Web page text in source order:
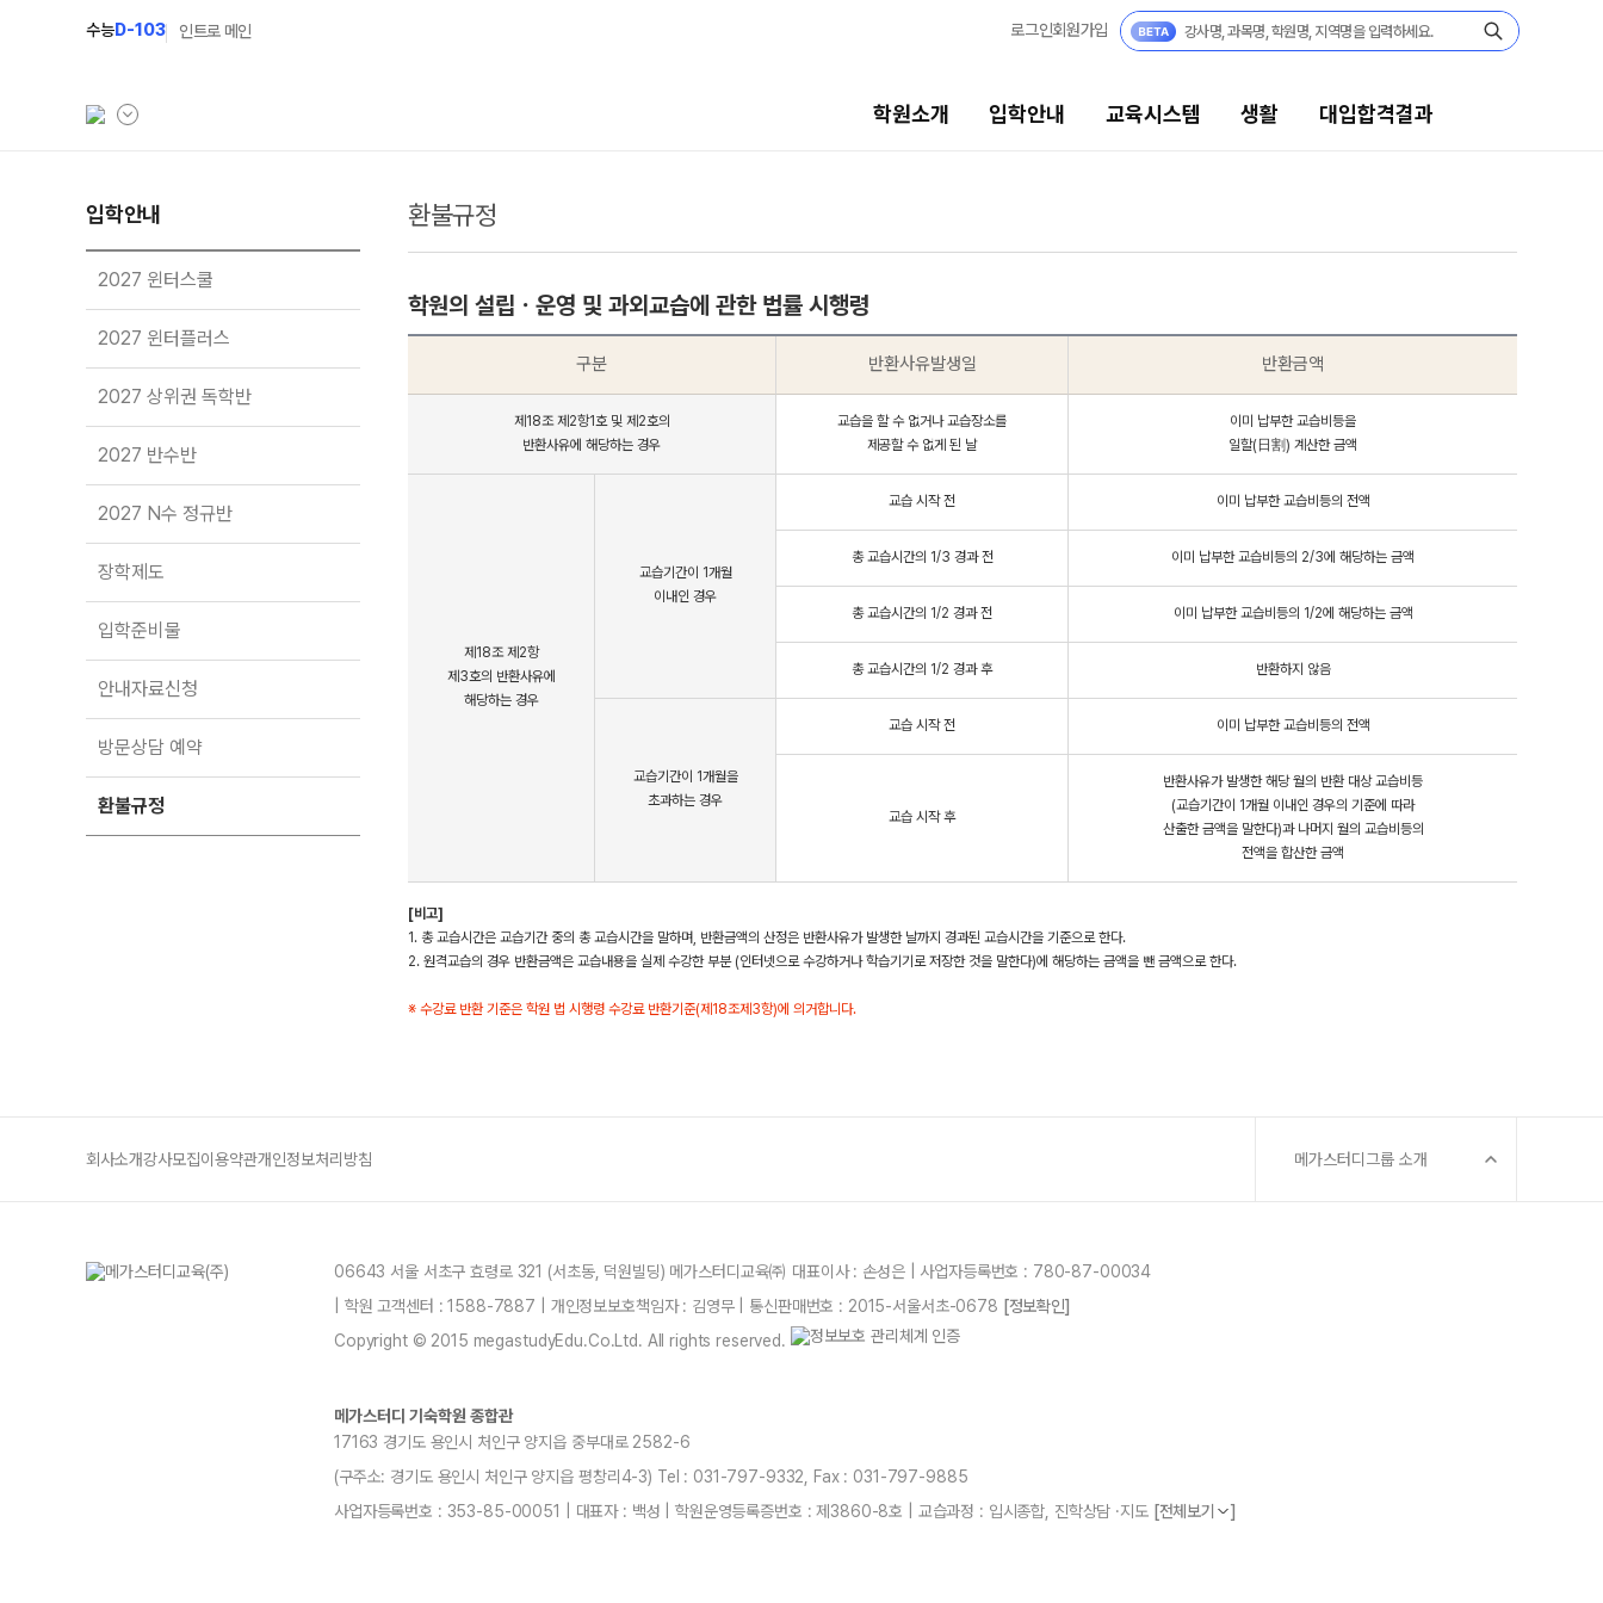
수능D-103 인트로 메인 로그인회원가입
학원소개 입학안내 교육시스템 생활 대입합격결과
학원소개
학원안내
기숙학원연혁
학원시설
사이버투어
교육 생활 환경
오시는길
공지사항
재원생 혜택
실시간 질문답변 앱 QUBE
고객센터
온라인 상담
자주 묻는 질문
입학안내
2027 윈터플러스
2027 반수반
학습 콘텐츠 한눈에 보기
전국 대단위 실전 모의고사
메가X대성 더 프리미엄 모의고사
2026 수능 적중 문항
부모님편지
맛있는급식
주간식단표
안전한학원
팀플장학 안내
대입합격의 주인공
재수 성공 스토리
입학안내
2027 윈터스쿨
2027 윈터플러스
2027 상위권 독학반
2027 반수반
2027 N수 정규반
장학제도
입학준비물
안내자료신청
방문상담 예약
환불규정
환불규정
학원의 설립ㆍ운영 및 과외교습에 관한 법률 시행령
구분 반환사유발생일 반환금액
제18조 제2항1호 및 제2호의
반환사유에 해당하는 경우
교습을 할 수 없거나 교습장소를
제공할 수 없게 된 날
이미 납부한 교습비등을
일할(日割) 계산한 금액
제18조 제2항
제3호의 반환사유에
해당하는 경우
교습기간이 1개월
이내인 경우
교습 시작 전 이미 납부한 교습비등의 전액
총 교습시간의 1/3 경과 전 이미 납부한 교습비등의 2/3에 해당하는 금액
총 교습시간의 1/2 경과 전 이미 납부한 교습비등의 1/2에 해당하는 금액
총 교습시간의 1/2 경과 후 반환하지 않음
교습기간이 1개월을
초과하는 경우
교습 시작 전 이미 납부한 교습비등의 전액
교습 시작 후
반환사유가 발생한 해당 월의 반환 대상 교습비등
(교습기간이 1개월 이내인 경우의 기준에 따라
산출한 금액을 말한다)과 나머지 월의 교습비등의
전액을 합산한 금액
[비고]
1. 총 교습시간은 교습기간 중의 총 교습시간을 말하며, 반환금액의 산정은 반환사유가 발생한 날까지 경과된 교습시간을 기준으로 한다.
2. 원격교습의 경우 반환금액은 교습내용을 실제 수강한 부분 (인터넷으로 수강하거나 학습기기로 저장한 것을 말한다)에 해당하는 금액을 뺀 금액으로 한다.
※ 수강료 반환 기준은 학원 법 시행령 수강료 반환기준(제18조제3항)에 의거합니다.
회사소개강사모집이용약관개인정보처리방침 메가스터디그룹 소개
06643 서울 서초구 효령로 321 (서초동, 덕원빌딩) 메가스터디교육㈜ 대표이사 : 손성은 | 사업자등록번호 : 780-87-00034
| 학원 고객센터 : 1588-7887 | 개인정보보호책임자 : 김영무 | 통신판매번호 : 2015-서울서초-0678 [정보확인]
Copyright © 2015 megastudyEdu.Co.Ltd. All rights reserved.
메가스터디 기숙학원 종합관
17163 경기도 용인시 처인구 양지읍 중부대로 2582-6
(구주소: 경기도 용인시 처인구 양지읍 평창리4-3) Tel : 031-797-9332, Fax : 031-797-9885
사업자등록번호 : 353-85-00051 | 대표자 : 백성 | 학원운영등록증번호 : 제3860-8호 | 교습과정 : 입시종합, 진학상담 ·지도 [전체보기 ]